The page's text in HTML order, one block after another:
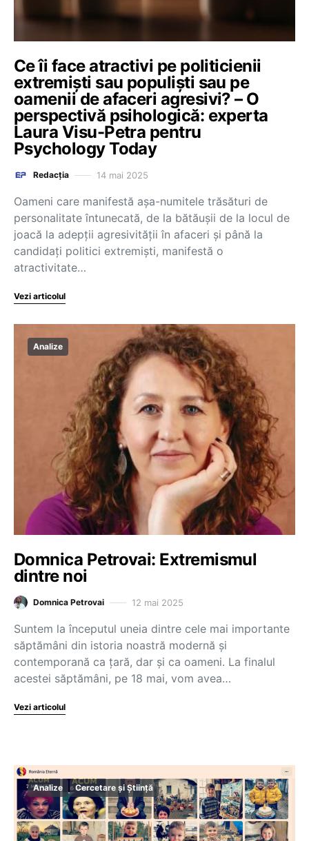
Ce îi face atractivi pe politicienii
extremiști sau populiști sau pe
oamenii de afaceri agresivi? – O
perspectivă psihologică: experta
Laura Visu-Petra pentru
Psychology Today
Redacția 14 mai 2025
Oameni care manifestă așa-numitele trăsături de
personalitate întunecată, de la bătăușii de la locul de
joacă la adepții agresivității în afaceri și până la
candidați politici extremiști, manifestă o
atractivitate…
Vezi articolul
Analize
Domnica Petrovai: Extremismul
dintre noi
Domnica Petrovai 12 mai 2025
Suntem la începutul uneia dintre cele mai importante
săptămâni din istoria noastră modernă și
contemporană ca țară, dar și ca oameni. La finalul
acestei săptămâni, pe 18 mai, vom avea…
Vezi articolul
Analize Cercetare și Știință